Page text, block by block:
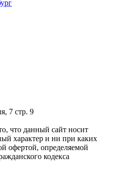
7 стр. 9
что данный сайт носит
характер и ни при каких
офертой, определяемой
кодекса